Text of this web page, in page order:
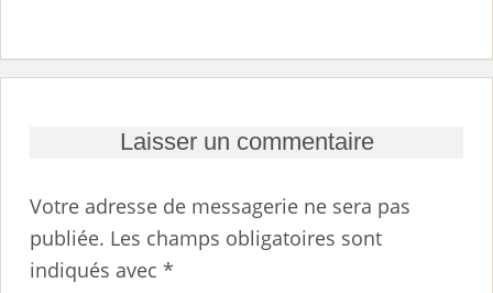
Laisser un commentaire
Votre adresse de messagerie ne sera pas
publiée. Les champs obligatoires sont
indiqués avec*